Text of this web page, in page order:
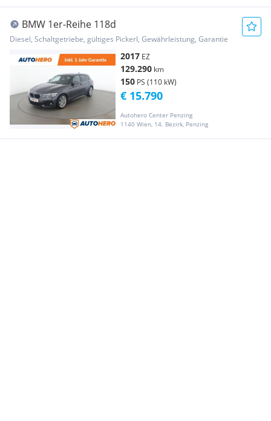
BMW 1er-Reihe 118d
Diesel, Schaltgetriebe, gültiges Pickerl, Gewährleistung, Garantie
2017 EZ
129.290 km
150 PS (110 kW)
Autohero Center Penzing
1140 Wien, 14. Bezirk, Penzing
€ 15.790